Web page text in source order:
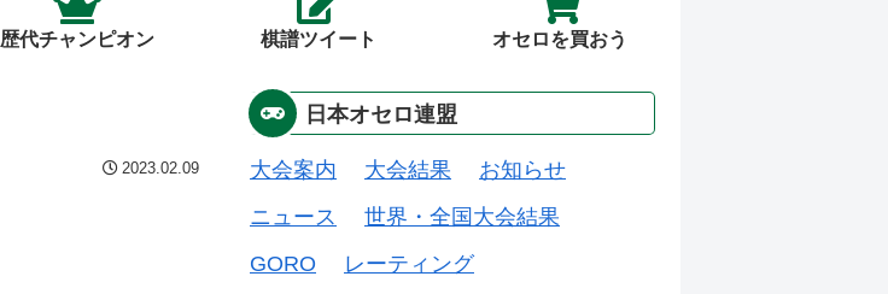
歴代チャンピオン 棋譜ツイート オセロを買おう
2023.02.09
日本オセロ連盟
大会案内 大会結果
お知らせ
ニュース
世界・全国大会結果
GORO
レーティング